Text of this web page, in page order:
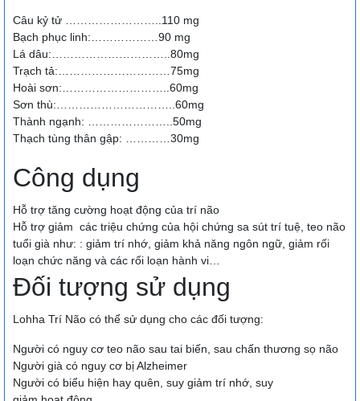
Câu kỷ tử ……………………..110 mg
Bạch phục linh:………………90 mg
Lá dâu:…………………………..80mg
Trạch tả:…………………………75mg
Hoài sơn:………………………..60mg
Sơn thù:…………………………..60mg
Thành ngạnh: …………………..50mg
Thạch tùng thân gập: …………30mg
Công dụng
Hỗ trợ tăng cường hoạt động của trí não
Hỗ trợ giảm các triệu chứng của hội chứng sa sút trí tuệ, teo não
tuổi già như: : giảm trí nhớ, giảm khả năng ngôn ngữ, giảm rối
loạn chức năng và các rối loạn hành vi…
Đối tượng sử dụng
Lohha Trí Não có thể sử dụng cho các đối tượng:
Người có nguy cơ teo não sau tai biến, sau chấn thương sọ não
Người già có nguy cơ bị Alzheimer
Người có biểu hiện hay quên, suy giảm trí nhớ, suy